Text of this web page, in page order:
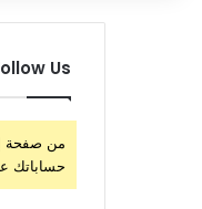
Us
من صفحة
حساباتك